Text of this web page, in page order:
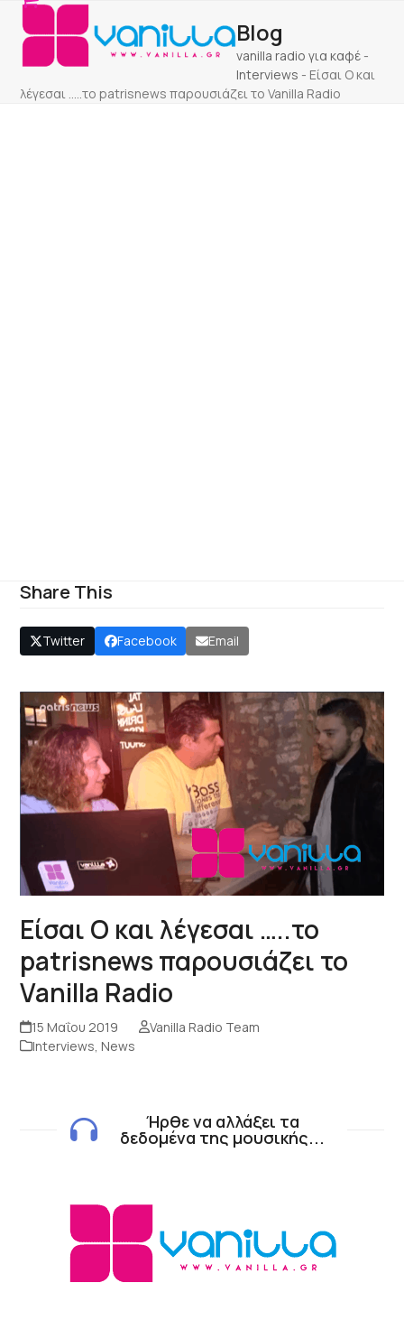
Skip
content
Open
mobile
menu
Close
mobile
menu
Blog
vanilla radio για καφέ -
Interviews - Είσαι Ο και
λέγεσαι …..το patrisnews παρουσιάζει το Vanilla Radio
Share This
Twitter Facebook Email
Είσαι Ο και λέγεσαι …..το
patrisnews παρουσιάζει το
Vanilla Radio
15 Μαΐου 2019
Vanilla Radio Team
Interviews News
Ήρθε να αλλάξει τα
δεδομένα της μουσικής...